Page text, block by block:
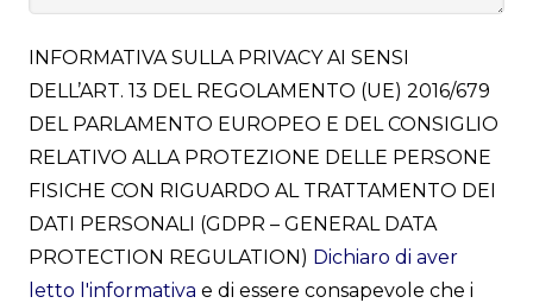
INFORMATIVA SULLA PRIVACY AI SENSI
DELL’ART. 13 DEL REGOLAMENTO (UE) 2016/679
DEL PARLAMENTO EUROPEO E DEL CONSIGLIO
RELATIVO ALLA PROTEZIONE DELLE PERSONE
FISICHE CON RIGUARDO AL TRATTAMENTO DEI
DATI PERSONALI (GDPR – GENERAL DATA
PROTECTION REGULATION) Dichiaro di aver
letto l'informativa e di essere consapevole che i